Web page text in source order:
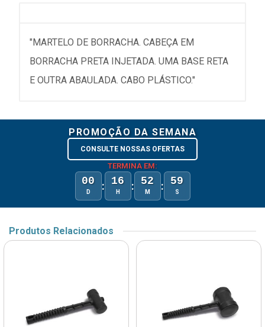
"MARTELO DE BORRACHA. CABEÇA EM
BORRACHA PRETA INJETADA. UMA BASE RETA
E OUTRA ABAULADA. CABO PLÁSTICO."
PROMOÇÃO DA SEMANA
CONSULTE NOSSAS OFERTAS
TERMINA EM:
00
D : 16
H : 52
M : 59
S
Produtos Relacionados